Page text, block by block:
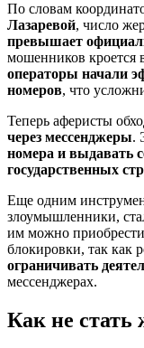
По словам
Лазаревой, число
превышает
мошенников кроется
операторы начали
номеров, что
Теперь аферисты
через мессенджеры.
номера и выдавать
государственных
Еще одним
злоумышленники,
им можно
блокировки, так как
ограничивать
мессенджерах.
Как не